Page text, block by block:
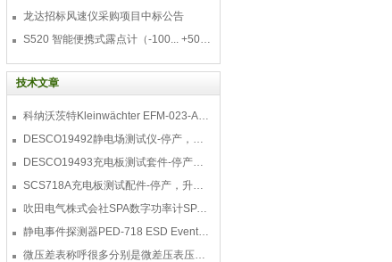
龙达招标风速仪采购项目中标公告
S520 智能便携式露点计（-100... +50 °C TD）
技术文章
科纳沃茨特Kleinwächter EFM-023-AKC静电测试仪套件-EFM023AKC KIT
DESCO19492静电场测试仪-停产，替代型号770716
DESCO19493充电板测试套件-停产，替代型号718+770719
SCS718A充电板测试配件-停产，升级型号770719
吹田电气株式会社SPA数字功率计SPA3000/SPA2000/SPA1000
静电事件探测器PED-718 ESD Event Detector
微压差表称呼很多分别是微差压表压差计微压表